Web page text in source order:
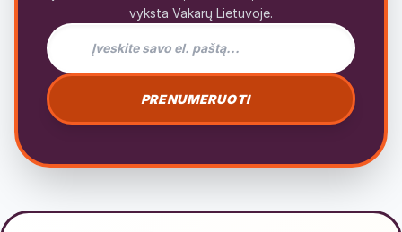
vyksta Vakarų Lietuvoje.
El. pašto adresas naujienlaiškiui
PRENUMERUOTI